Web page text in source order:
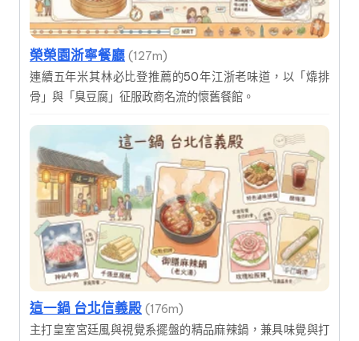
榮榮園浙寧餐廳 (127m)
連續五年米其林必比登推薦的50年江浙老味道，以「㸆排
骨」與「臭豆腐」征服政商名流的懷舊餐館。
這一鍋 台北信義殿 (176m)
主打皇室宮廷風與視覺系擺盤的精品麻辣鍋，兼具味覺與打